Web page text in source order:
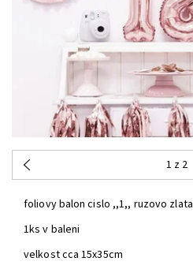
1 z 2
foliovy balon cislo ,,1,, ruzovo zlata
1ks v baleni
velkost cca 15x35cm